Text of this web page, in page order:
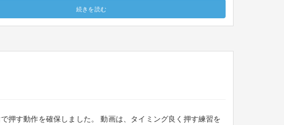
続きを読む
押す動作を確保しました。 動画は、タイミング良く押す練習を